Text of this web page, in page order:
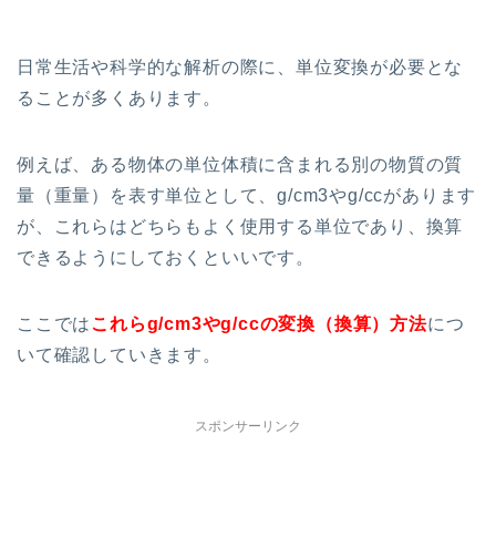
日常生活や科学的な解析の際に、単位変換が必要とな
ることが多くあります。
例えば、ある物体の単位体積に含まれる別の物質の質
量（重量）を表す単位として、g/cm3やg/ccがあります
が、これらはどちらもよく使用する単位であり、換算
できるようにしておくといいです。
ここではこれらg/cm3やg/ccの変換（換算）方法につ
いて確認していきます。
スポンサーリンク